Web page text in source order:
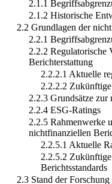
2.1.1
2.1.2 Historische
2.2 Grundlagen der
2.2.1
2.2.2 Regulatorische
Berichterstattung
2.2.2.1 Aktuelle
2.2.2.2
2.2.3 Grundsätze zur
2.2.4 ESG-Ratings
2.2.5 Rahmenwerke
nichtfinanziellen
2.2.5.1 Aktuelle
2.2.5.2
Berichtsstandards